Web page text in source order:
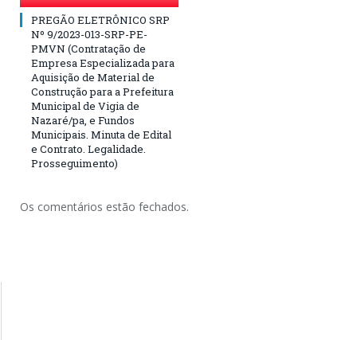
PREGÃO ELETRÔNICO SRP
Nº 9/2023-013-SRP-PE-
PMVN (Contratação de
Empresa Especializada para
Aquisição de Material de
Construção para a Prefeitura
Municipal de Vigia de
Nazaré/pa, e Fundos
Municipais. Minuta de Edital
e Contrato. Legalidade.
Prosseguimento)
Os comentários estão fechados.